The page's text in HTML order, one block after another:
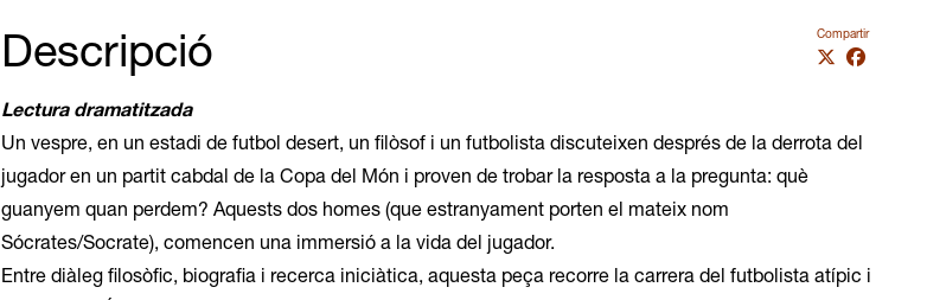
Compartir
Descripció
Lectura dramatitzada
Un vespre, en un estadi de futbol desert, un filòsof i un futbolista discuteixen després de la derrota del
jugador en un partit cabdal de la Copa del Món i proven de trobar la resposta a la pregunta: què
guanyem quan perdem? Aquests dos homes (que estranyament porten el mateix nom
Sócrates/Socrate), comencen una immersió a la vida del jugador.
Entre diàleg filosòfic, biografia i recerca iniciàtica, aquesta peça recorre la carrera del futbolista atípic i